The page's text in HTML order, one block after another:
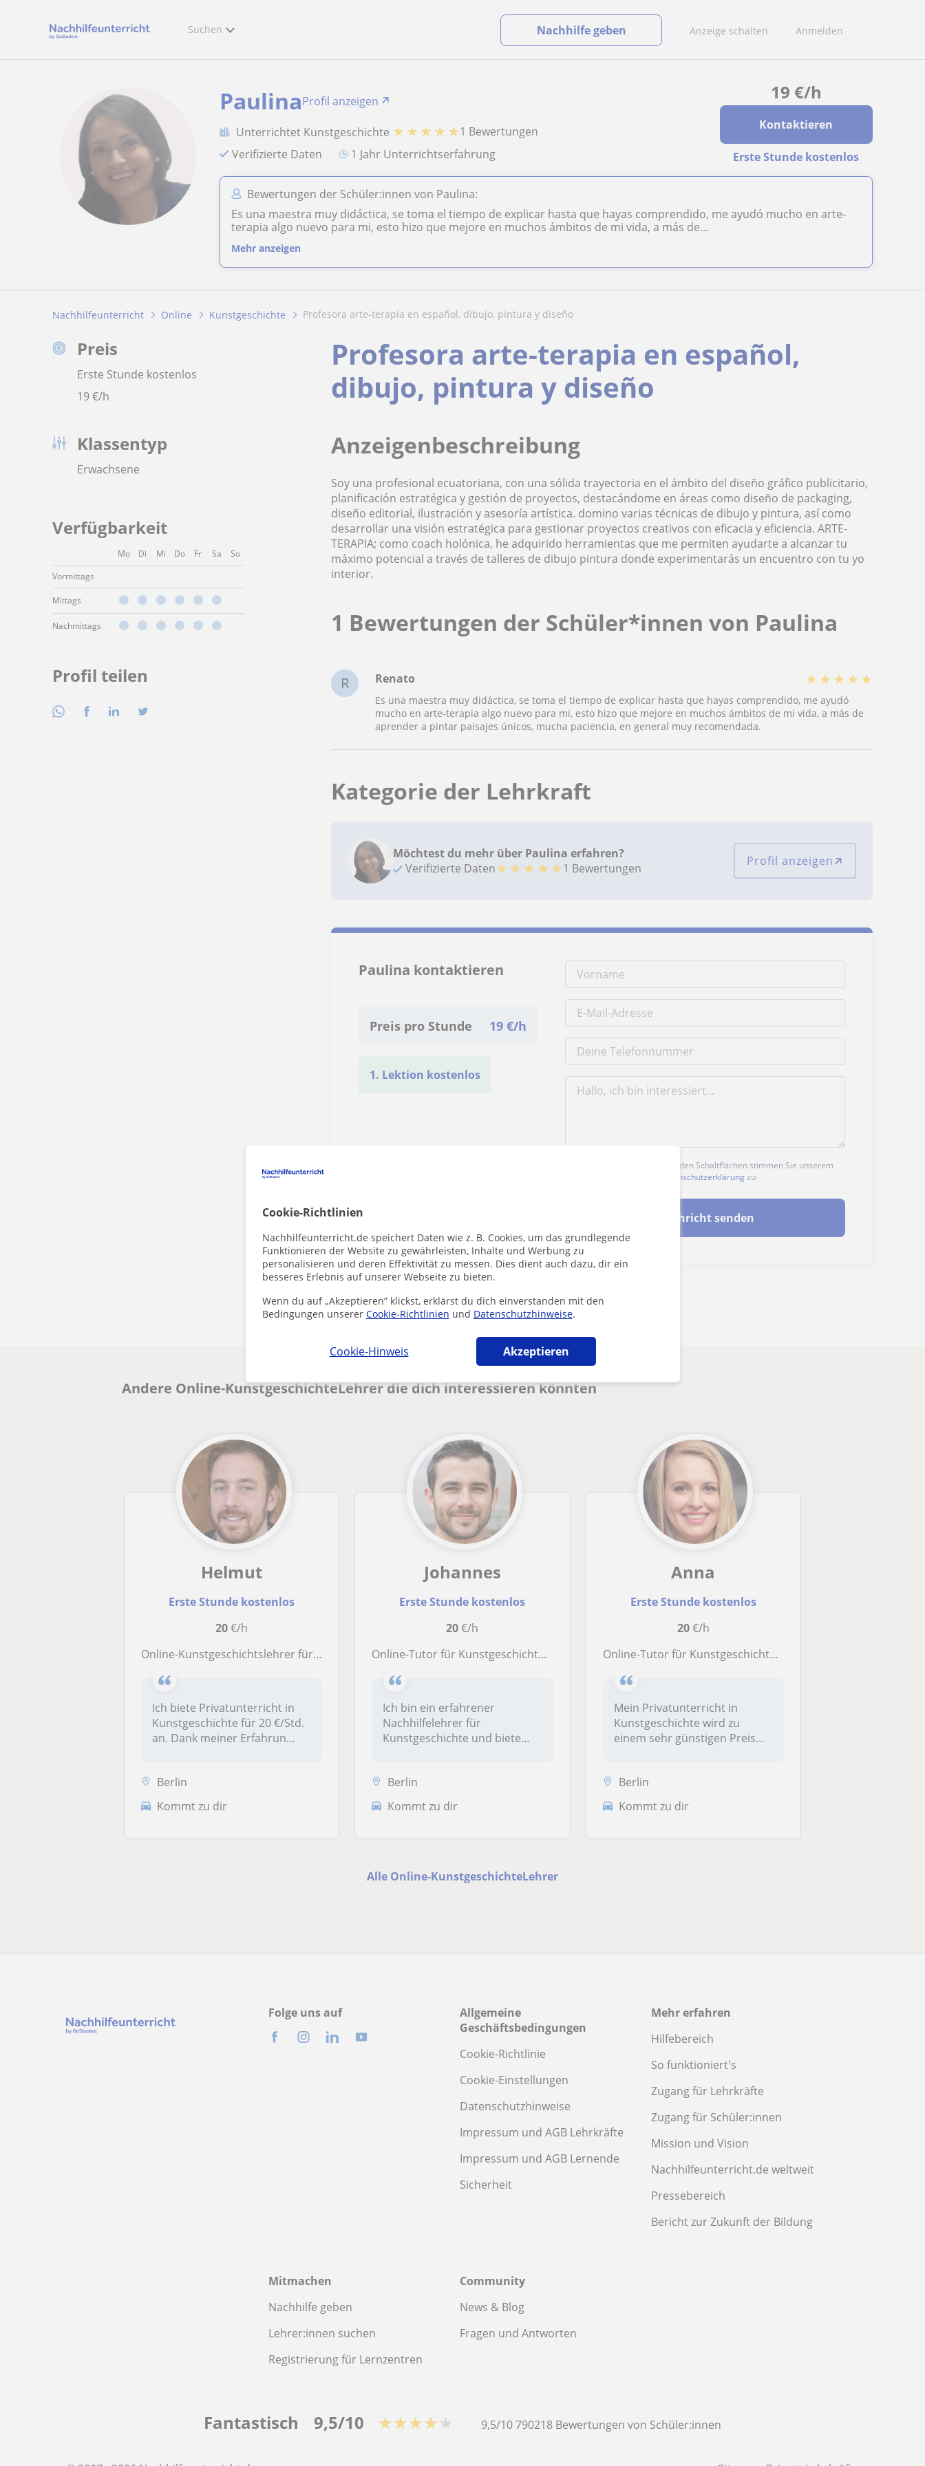
Cookie-Richtlinien
Nachhilfeunterricht.de speichert Daten wie z. B. Cookies, um das grundlegende
Funktionieren der Website zu gewährleisten, Inhalte und Werbung zu
personalisieren und deren Effektivität zu messen. Dies dient auch dazu, dir ein
besseres Erlebnis auf unserer Webseite zu bieten.
Wenn du auf „Akzeptieren” klickst, erklärst du dich einverstanden mit den
Bedingungen unserer Cookie-Richtlinien und Datenschutzhinweise.
Cookie-Hinweis Akzeptieren
Suchen Anzeige schalten Anmelden
Nachhilfe geben
19 €/h
Kontaktieren
Erste Stunde kostenlos
PaulinaProfil anzeigen
Unterrichtet Kunstgeschichte ★ ★ ★ ★ ★1 Bewertungen
Verifizierte Daten
1 Jahr Unterrichtserfahrung
Bewertungen der Schüler:innen von Paulina:
Es una maestra muy didáctica, se toma el tiempo de explicar hasta que hayas comprendido, me ayudó mucho en arte-
terapia algo nuevo para mi, esto hizo que mejore en muchos ámbitos de mi vida, a más de...
Mehr anzeigen
Nachhilfeunterricht Online Kunstgeschichte Profesora arte-terapia en español, dibujo, pintura y diseño
Preis
Erste Stunde kostenlos
19€/h
Klassentyp
Erwachsene
Verfügbarkeit
Mo Di Mi Do Fr Sa
So
Vormittags
Mittags
Nachmittags
Profil teilen
Profesora arte-terapia en español,
dibujo, pintura y diseño
Anzeigenbeschreibung
Soy una profesional ecuatoriana, con una sólida trayectoria en el ámbito del diseño gráfico publicitario,
planificación estratégica y gestión de proyectos, destacándome en áreas como diseño de packaging,
diseño editorial, ilustración y asesoría artística. domino varias técnicas de dibujo y pintura, así como
desarrollar una visión estratégica para gestionar proyectos creativos con eficacia y eficiencia. ARTE-
TERAPIA; como coach holónica, he adquirido herramientas que me permiten ayudarte a alcanzar tu
máximo potencial a través de talleres de dibujo pintura donde experimentarás un encuentro con tu yo
interior.
1 Bewertungen der Schüler*innen von Paulina
R Renato ★ ★ ★ ★ ★
Es una maestra muy didáctica, se toma el tiempo de explicar hasta que hayas comprendido, me ayudó
mucho en arte-terapia algo nuevo para mi, esto hizo que mejore en muchos ámbitos de mi vida, a más de
aprender a pintar paisajes únicos, mucha paciencia, en general muy recomendada.
Kategorie der Lehrkraft
Möchtest du mehr über Paulina erfahren?
Verifizierte Daten★ ★ ★ ★ ★1 Bewertungen Profil anzeigen
Paulina kontaktieren
Preis pro Stunde 19 €/h
1. Lektion kostenlos
Durch Klicken auf eine der beiden Schaltflächen stimmen Sie unserem
Datenschutzerklärung zu
Nachricht senden
Andere Online-KunstgeschichteLehrer die dich interessieren könnten
Helmut
Erste Stunde kostenlos
20€/h
Online-Kunstgeschichtslehrer für Universitätsstudenten: Lerne etwas über Kunst und Geschichte durch personalisierten Unterricht
Ich biete Privatunterricht in
Kunstgeschichte für 20 €/Std.
an. Dank meiner Erfahrun...
Berlin
Kommt zu dir
Johannes
Erste Stunde kostenlos
20€/h
Online-Tutor für Kunstgeschichte für Studenten: Entdecke die verschiedenen künstlerischen Techniken und Stile im Laufe der Geschichte!
Ich bin ein erfahrener
Nachhilfelehrer für
Kunstgeschichte und biete
Berlin
Kommt zu dir
Anna
Erste Stunde kostenlos
20€/h
Online-Tutor für Kunstgeschichte an der Universität: Verstehe die Entwicklung der Kunst im Laufe der Jahrhunderte!
Mein Privatunterricht in
Kunstgeschichte wird zu
einem sehr günstigen Preis
Berlin
Kommt zu dir
Alle Online-KunstgeschichteLehrer
Folge uns auf
Allgemeine
Geschäftsbedingungen
Cookie-Richtlinie
Cookie-Einstellungen
Datenschutzhinweise
Impressum und AGB Lehrkräfte
Impressum und AGB Lernende
Sicherheit
Mehr erfahren
Hilfebereich
So funktioniert's
Zugang für Lehrkräfte
Zugang für Schüler:innen
Mission und Vision
Nachhilfeunterricht.de weltweit
Pressebereich
Bericht zur Zukunft der Bildung
Mitmachen
Nachhilfe geben
Lehrer:innen suchen
Registrierung für Lernzentren
Community
News & Blog
Fragen und Antworten
Fantastisch 9,5/10 ★★★★★ 9,5/10790218 Bewertungen von Schüler:innen